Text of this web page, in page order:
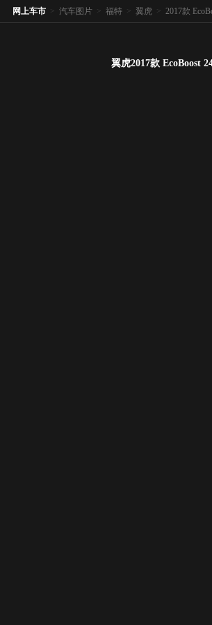
网上车市 > 汽车图片 > 福特 > 翼虎 > 2017款
翼虎2017款 EcoBoost